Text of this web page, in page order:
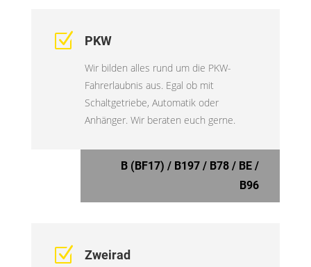
Z PKW
Wir bilden alles rund um die PKW-
Fahrerlaubnis aus. Egal ob mit
Schaltgetriebe, Automatik oder
Anhänger. Wir beraten euch gerne.
B (BF17) / B197 / B78 / BE /
B96
Z Zweirad